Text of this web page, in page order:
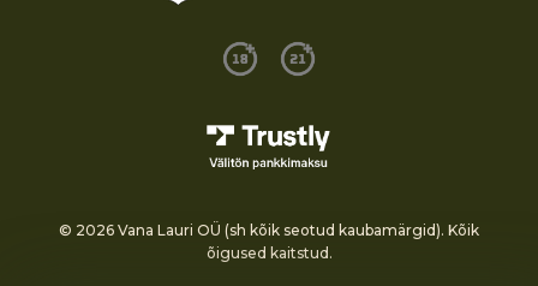
© 2026 Vana Lauri OÜ (sh kõik seotud kaubamärgid). Kõik
õigused kaitstud.